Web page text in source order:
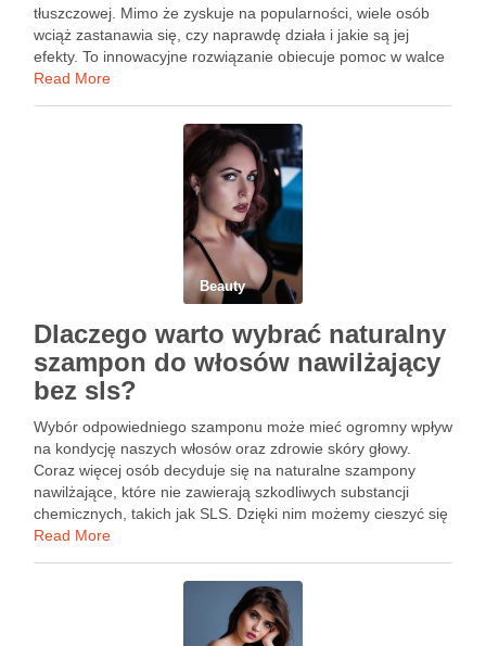
tłuszczowej. Mimo że zyskuje na popularności, wiele osób
wciąż zastanawia się, czy naprawdę działa i jakie są jej
efekty. To innowacyjne rozwiązanie obiecuje pomoc w walce
z uporczywymi miejscami, które nie reagują na dietę ani …
Read More
Beauty
Dlaczego warto wybrać naturalny
szampon do włosów nawilżający
bez sls?
Wybór odpowiedniego szamponu może mieć ogromny wpływ
na kondycję naszych włosów oraz zdrowie skóry głowy.
Coraz więcej osób decyduje się na naturalne szampony
nawilżające, które nie zawierają szkodliwych substancji
chemicznych, takich jak SLS. Dzięki nim możemy cieszyć się
zdrowszymi, lśniącymi włosami, a także minimalizować
Read More